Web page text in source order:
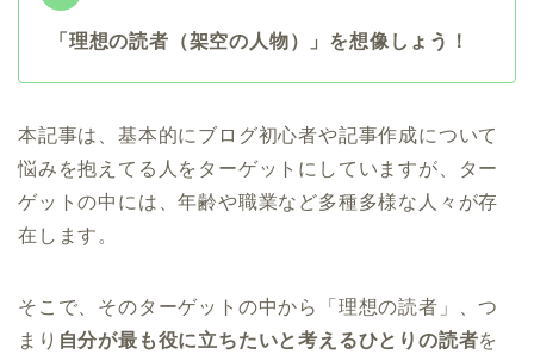
「理想の読者（架空の人物）」を想像しょう！
本記事は、基本的にブログ初心者や記事作成について
悩みを抱えてる人をターゲットにしていますが、
ター
ゲットの中には、年齢や職業など多種多様な人々が存
在します。
そこで、そのターゲットの中から「理想の読者」、つ
まり 自分が最も役に立ちたいと考えるひとりの読者を